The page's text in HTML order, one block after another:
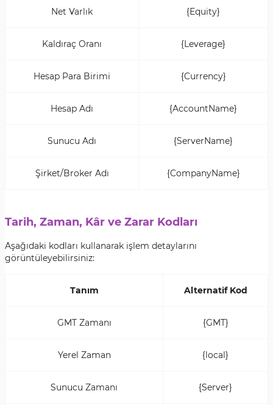
Net Varlık {Equity}
Kaldıraç Oranı {Leverage}
Hesap Para Birimi {Currency}
Hesap Adı {AccountName}
Sunucu Adı {ServerName}
Şirket/Broker Adı {CompanyName}
Tarih, Zaman, Kâr ve Zarar Kodları
Aşağıdaki kodları kullanarak işlem detaylarını
görüntüleyebilirsiniz:
Tanım Alternatif Kod
GMT Zamanı {GMT}
Yerel Zaman {local}
Sunucu Zamanı {Server}